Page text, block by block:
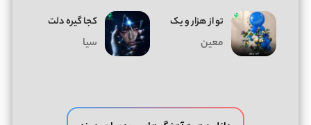
تو از هزار و یک
معین
کجا گیره دلت
سیا